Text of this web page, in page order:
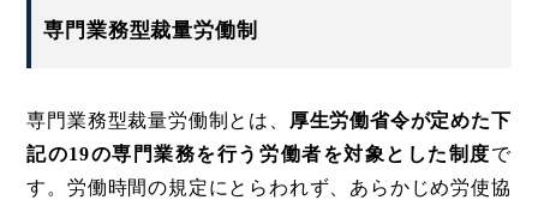
専門業務型裁量労働制
専門業務型裁量労働制とは、 厚生労働省令が定めた下
記の19の専門業務を行う労働者を対象とした制度で
す。労働時間の規定にとらわれず、あらかじめ労使協